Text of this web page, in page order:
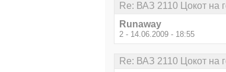
Re: ВАЗ 2110 Цокот на
Runaway
2 - 14.06.2009 - 18:55
Re: ВАЗ 2110 Цокот на